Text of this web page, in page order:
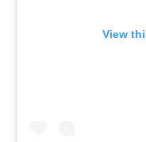
View